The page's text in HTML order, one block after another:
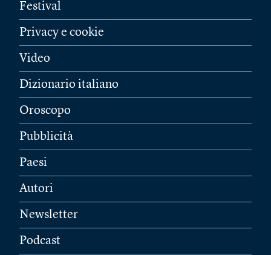
Festival
Privacy e cookie
Video
Dizionario italiano
Oroscopo
Pubblicità
Paesi
Autori
Newsletter
Podcast